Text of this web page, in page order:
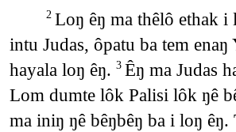
2 Loŋ êŋ ma thêlô ethak i
intu Judas, ôpatu ba tem enaŋ
hayala loŋ êŋ. 3 Êŋ ma Judas
Lom dumte lôk Palisi lôk ŋê
ma iniŋ ŋê bêŋbêŋ ba i loŋ êŋ.